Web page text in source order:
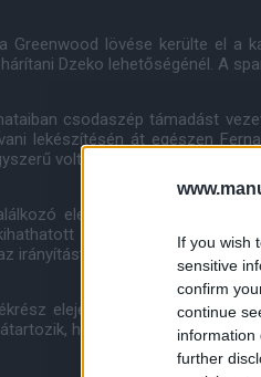
If you wish
sensitive
confirm
continue
information
further
Greenwood lövése kerülte el a
Dzeko lehetőségénél. A
csodaszép támadást
lekészítésén át egészen
volt.
elején gyorsan gólt
a koncentrációra is,
irányítást és összességében
eleje is a Farkasoké volt,
hogy a német